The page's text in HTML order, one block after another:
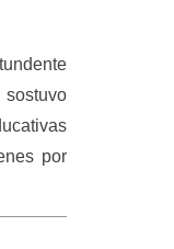
por